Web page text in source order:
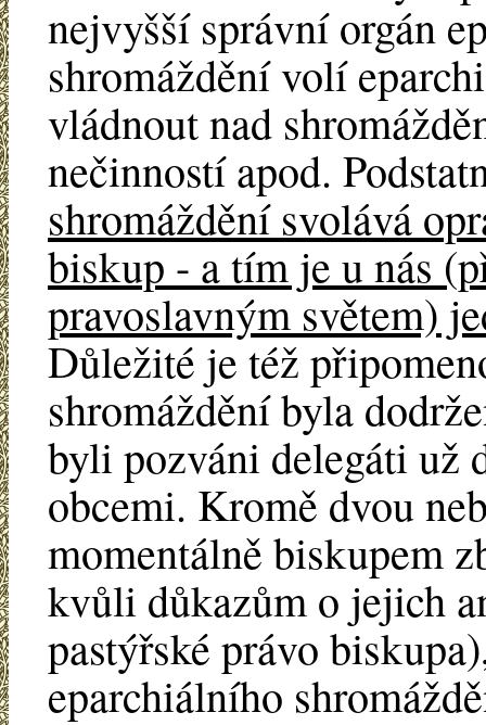
nejvyšší správní orgán
shromáždění volí
vládnout nad
nečinností apod.
shromáždění svolává
biskup - a tím je u nás
pravoslavným světem)
Důležité je též
shromáždění byla
byli pozváni delegáti už
obcemi. Kromě dvou
momentálně biskupem
kvůli důkazům o jejich
pastýřské právo
eparchiálního